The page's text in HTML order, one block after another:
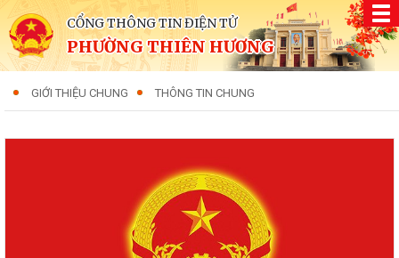
CỔNG THÔNG TIN ĐIỆN TỬ
PHƯỜNG THIÊN HƯƠNG
GIỚI THIỆU CHUNG THÔNG TIN CHUNG